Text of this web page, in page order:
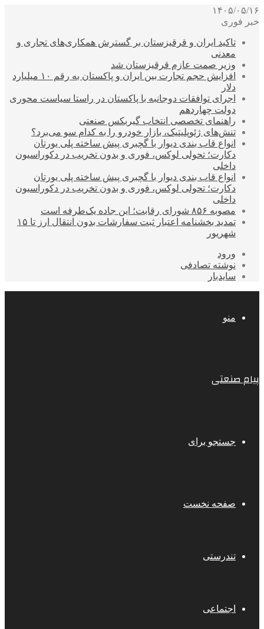
۱۴۰۵/۰۵/۱۶
خبر فوری
تاکید ایران و قرقیزستان بر گسترش همکاری‌های تجاری و
معدنی
وزیر صمت عازم قرقیزستان شد
افزایش حجم تجارت بین ایران و پاکستان به رقم ۱۰ میلیارد
دلار
اجرای توافقات دوجانبه با پاکستان در راستا سیاست محوری
دولت چهاردهم
راهنمای تخصصی انتخاب گیربکس صنعتی
تنش‌های ژئوپلیتیک، بازار خودرو را به کدام سو می‌برد؟
انواع قاب بندی دیوار با گچبری پیش ساخته پلی یورتان
دکارت؛ تحولی لوکس، فوری و بدون تخریب در دکوراسیون
داخلی
انواع قاب بندی دیوار با گچبری پیش ساخته پلی یورتان
دکارت؛ تحولی لوکس، فوری و بدون تخریب در دکوراسیون
داخلی
مصوبه ۸۵۶ شورای رقابت؛ این جاده یک‌طرفه است
تمدید بخشنامه اعتبار ثبت سفارشات بدون انتقال ارز تا ۱۵
شهریور
ورود
نوشته تصادفی
سایدبار
منو
پیام صنعتی
جستجو برای
صفحه نخست
تندرستی
اجتماعی